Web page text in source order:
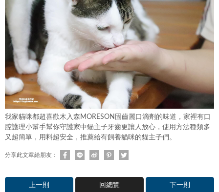
我家貓咪都超喜歡木入森MORESON固齒麗口滴劑的味道，家裡有口
腔護理小幫手幫你守護家中貓主子牙齒更讓人放心，使用方法種類多
又超簡單，用料超安全，推薦給有飼養貓咪的貓主子們。
分享此文章給朋友：
上一則 回總覽 下一則